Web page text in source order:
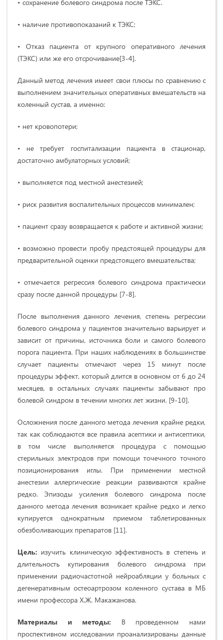
• сохранение болевого синдрома после ТЭКС.
• наличие противопоказаний к ТЭКС;
• Отказ пациента от крупного оперативного лечения
(ТЭКС) или же его отсрочивание[3-4].
Данный метод лечения имеет свои плюсы по сравнению с
выполнением значительных оперативных вмешательств на
коленный сустав, а именно:
• нет кровопотери;
• не требует госпитализации пациента в стационар,
достаточно амбулаторных условий;
• выполняется под местной анестезией;
• риск развития воспалительных процессов минимален;
• пациент сразу возвращается к работе и активной жизни;
• возможно провести пробу предстоящей процедуры для
предварительной оценки предстоящего вмешательства;
• отмечается регрессия болевого синдрома практически
сразу после данной процедуры [7-8].
После выполнения данного лечения, степень регрессии
болевого синдрома у пациентов значительно варьирует и
зависит от причины, источника боли и самого болевого
порога пациента. При наших наблюдениях в большинстве
случает пациенты отмечают через 15 минут после
процедуры эффект, который длится в основном от 6 до 24
месяцев, в остальных случаях пациенты забывают про
болевой синдром в течении многих лет жизни. [9-10].
Осложнения после данного метода лечения крайне редки,
так как соблюдаются все правила асептики и антисептики,
в том числе выполняется процедура с помощью
стерильных электродов при помощи точечного точного
позиционирования иглы. При применении местной
анестезии аллергические реакции развиваются крайне
редко. Эпизоды усиления болевого синдрома после
данного метода лечения возникает крайне редко и легко
купируется однократным приемом таблетированных
обезболивающих препаратов [11].
Цель: изучить клиническую эффективность в степень и
длительность купирования болевого синдрома при
применении радиочастотной нейроабляции у больных с
дегенеративным остеоартрозом коленного сустава в МБ
имени профессора Х.Ж. Макажанова.
Материалы и методы: В проведенном нами
проспективном исследовании проанализированы данные